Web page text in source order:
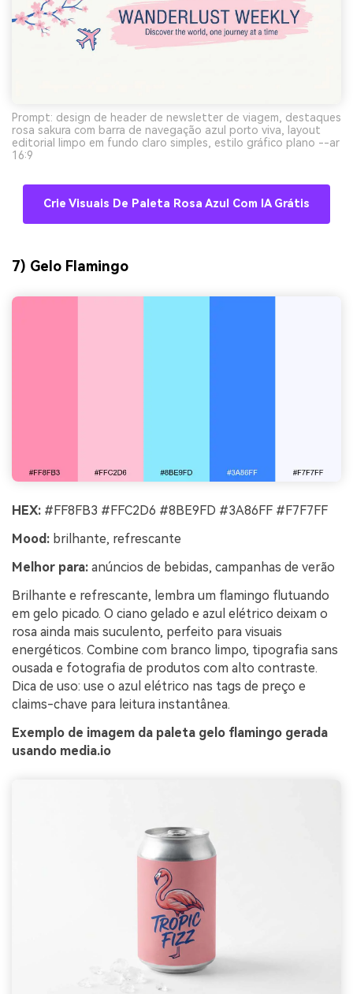
Prompt: design de header de newsletter de viagem, destaques
rosa sakura com barra de navegação azul porto viva, layout
editorial limpo em fundo claro simples, estilo gráfico plano --ar
16:9
Crie Visuais De Paleta Rosa Azul Com IA Grátis
7) Gelo Flamingo
HEX: #FF8FB3 #FFC2D6 #8BE9FD #3A86FF #F7F7FF
Mood: brilhante, refrescante
Melhor para: anúncios de bebidas, campanhas de verão
Brilhante e refrescante, lembra um flamingo flutuando
em gelo picado. O ciano gelado e azul elétrico deixam o
rosa ainda mais suculento, perfeito para visuais
energéticos. Combine com branco limpo, tipografia sans
ousada e fotografia de produtos com alto contraste.
Dica de uso: use o azul elétrico nas tags de preço e
claims-chave para leitura instantânea.
Exemplo de imagem da paleta gelo flamingo gerada
usando media.io